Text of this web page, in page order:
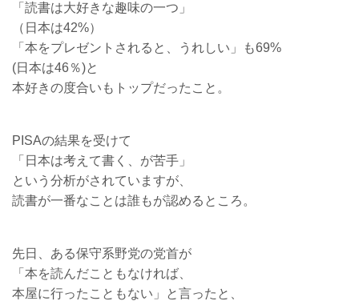
「読書は大好きな趣味の一つ」
（日本は42%）
「本をプレゼントされると、うれしい」も69%
(日本は46％)と
本好きの度合いもトップだったこと。
PISAの結果を受けて
「日本は考えて書く、が苦手」
という分析がされていますが、
読書が一番なことは誰もが認めるところ。
先日、ある保守系野党の党首が
「本を読んだこともなければ、
本屋に行ったこともない」と言ったと、